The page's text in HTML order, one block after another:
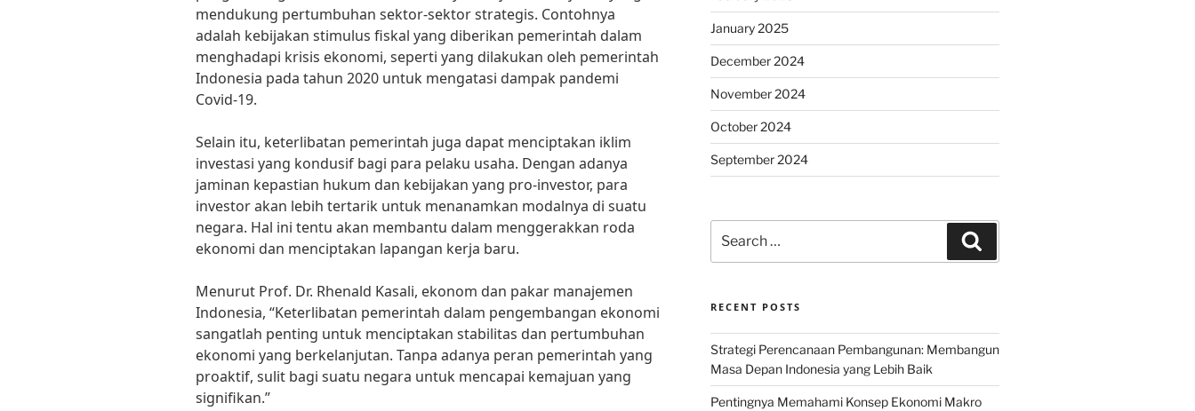
mendukung pertumbuhan sektor-sektor strategis. Contohnya
adalah kebijakan stimulus fiskal yang diberikan pemerintah dalam
menghadapi krisis ekonomi, seperti yang dilakukan oleh pemerintah
Indonesia pada tahun 2020 untuk mengatasi dampak pandemi
Covid-19.
Selain itu, keterlibatan pemerintah juga dapat menciptakan iklim
investasi yang kondusif bagi para pelaku usaha. Dengan adanya
jaminan kepastian hukum dan kebijakan yang pro-investor, para
investor akan lebih tertarik untuk menanamkan modalnya di suatu
negara. Hal ini tentu akan membantu dalam menggerakkan roda
ekonomi dan menciptakan lapangan kerja baru.
Menurut Prof. Dr. Rhenald Kasali, ekonom dan pakar manajemen
Indonesia, “Keterlibatan pemerintah dalam pengembangan ekonomi
sangatlah penting untuk menciptakan stabilitas dan pertumbuhan
ekonomi yang berkelanjutan. Tanpa adanya peran pemerintah yang
proaktif, sulit bagi suatu negara untuk mencapai kemajuan yang
signifikan.”
January 2025
December 2024
November 2024
October 2024
September 2024
for:
RECENT POSTS
Strategi Perencanaan Pembangunan: Membangun
Masa Depan Indonesia yang Lebih Baik
Pentingnya Memahami Konsep Ekonomi Makro